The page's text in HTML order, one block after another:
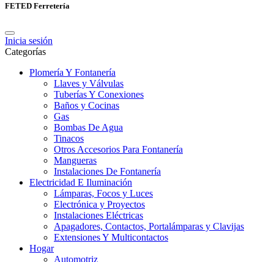
FETED Ferretería
Inicia sesión
Categorías
Plomería Y Fontanería
Llaves y Válvulas
Tuberías Y Conexiones
Baños y Cocinas
Gas
Bombas De Agua
Tinacos
Otros Accesorios Para Fontanería
Mangueras
Instalaciones De Fontanería
Electricidad E Iluminación
Lámparas, Focos y Luces
Electrónica y Proyectos
Instalaciones Eléctricas
Apagadores, Contactos, Portalámparas y Clavijas
Extensiones Y Multicontactos
Hogar
Automotriz